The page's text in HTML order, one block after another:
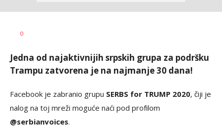
AUTOR
0
Jedna od najaktivnijih srpskih grupa za podršku
Trampu zatvorena je na najmanje 30 dana!
Facebook je zabranio grupu SERBS for TRUMP 2020, čiji je
nalog na toj mreži moguće naći pod profilom
@serbianvoices.